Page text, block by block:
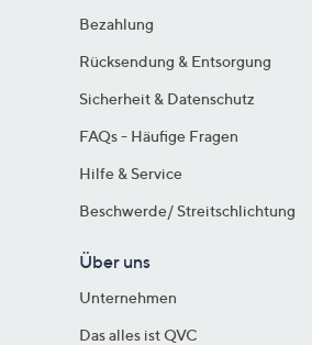
Bezahlung
Rücksendung & Entsorgung
Sicherheit & Datenschutz
FAQs - Häufige Fragen
Hilfe & Service
Beschwerde/ Streitschlichtung
Über uns
Unternehmen
Das alles ist QVC